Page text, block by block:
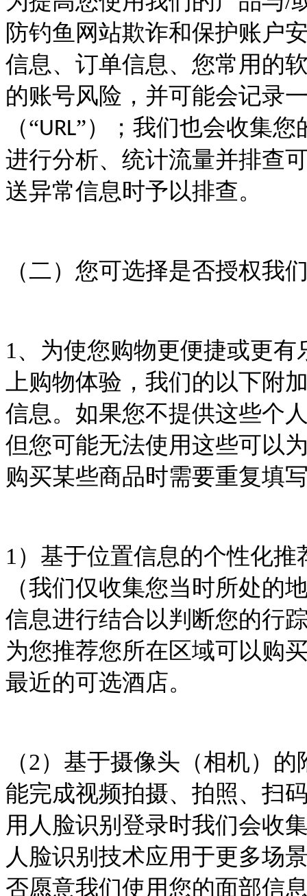
防钓鱼网站欺诈和保护账户
信息、订单信息、您常用的
的账号风险，并可能会记录
（“URL”）；我们也会收集
进行分析、统计流量并排查
送异常信息时予以排查。
（二）您可选择是否授权我
1、为使您购物更便捷或更
上购物体验，我们的以下附
信息。如果您不提供这些个
但您可能无法使用这些可以
购买某些商品时需要重复填
1 ）基于位置信息的个性化
（我们仅收集您当时所处的
信息进行结合以判断您的行
为您推荐您所在区域可以购
最近的可选酒店。
（2）基于摄像头（相机）
能完成视频拍摄、拍照、扫
用人脸识别登录时我们会收
人脸识别技术应用于更多场
否愿意我们使用您的面部信